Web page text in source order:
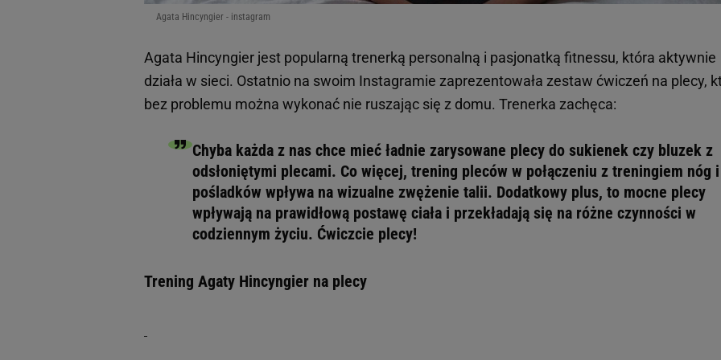
Agata Hincyngier - instagram
Agata Hincyngier jest popularną trenerką personalną i pasjonatką fitnessu, która aktywnie
działa w sieci. Ostatnio na swoim Instagramie zaprezentowała zestaw ćwiczeń na plecy,
bez problemu można wykonać nie ruszając się z domu. Trenerka zachęca:
Chyba każda z nas chce mieć ładnie zarysowane plecy do sukienek czy bluzek z
odsłoniętymi plecami. Co więcej, trening pleców w połączeniu z treningiem nóg i
pośladków wpływa na wizualne zwężenie talii. Dodatkowy plus, to mocne plecy
wpływają na prawidłową postawę ciała i przekładają się na różne czynności w
codziennym życiu. Ćwiczcie plecy!
Trening Agaty Hincyngier na plecy